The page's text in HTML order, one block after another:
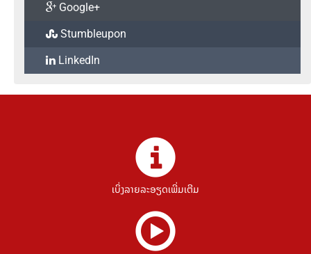
Google+
Stumbleupon
LinkedIn
ເບິ່ງລາຍລະອຽດເພີ່ມເຕີມ